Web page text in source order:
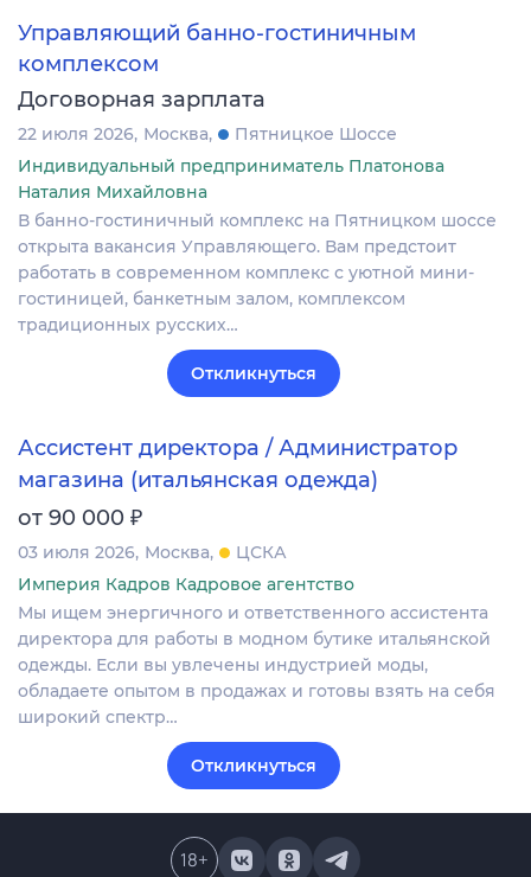
Управляющий банно-гостиничным
комплексом
Договорная зарплата
22 июля 2026 Москва
Пятницкое Шоссе
Индивидуальный предприниматель Платонова
Наталия Михайловна
В банно-гостиничный комплекс на Пятницком шоссе
открыта вакансия Управляющего. Вам предстоит
работать в современном комплекс с уютной мини-
гостиницей, банкетным залом, комплексом
традиционных русских…
Откликнуться
Ассистент директора / Администратор
магазина (итальянская одежда)
от 90 000 ₽
03 июля 2026 Москва
ЦСКА
Империя Кадров Кадровое агентство
Мы ищем энергичного и ответственного ассистента
директора для работы в модном бутике итальянской
одежды. Если вы увлечены индустрией моды,
обладаете опытом в продажах и готовы взять на себя
широкий спектр…
Откликнуться
18+